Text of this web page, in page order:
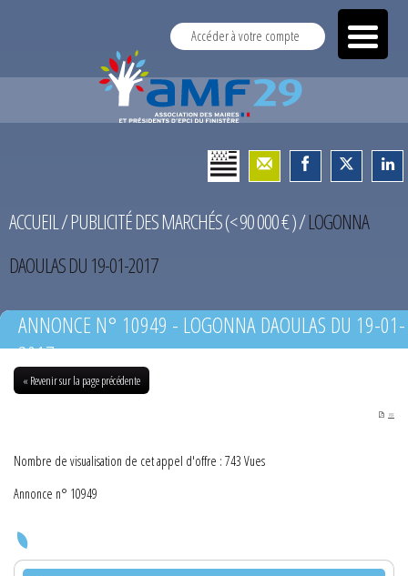
Accéder à votre compte
ACCUEIL/PUBLICITÉ DES MARCHÉS (< 90 000 € )/LOGONNA
DAOULAS DU 19-01-2017
ANNONCE N° 10949 - LOGONNA DAOULAS DU 19-01-
2017
« Revenir sur la page précédente
PDF
Nombre de visualisation de cet appel d'offre : 743 Vues
Annonce n° 10949